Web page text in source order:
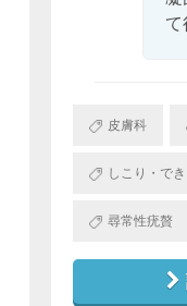
て
皮膚科
しこり・で
尋常性疣贅